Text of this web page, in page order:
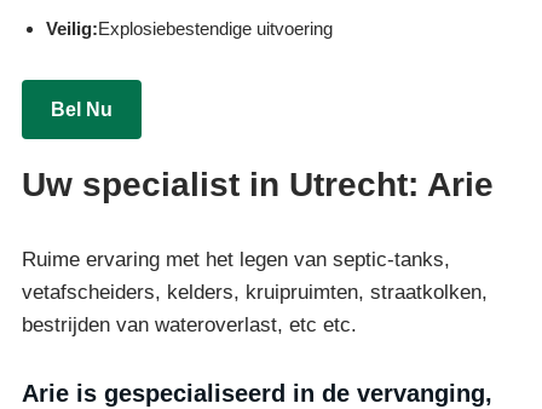
Veilig:Explosiebestendige uitvoering
Bel Nu
Uw specialist in Utrecht: Arie
Ruime ervaring met het legen van septic-tanks,
vetafscheiders, kelders, kruipruimten, straatkolken,
bestrijden van wateroverlast, etc etc.
Arie is gespecialiseerd in de vervanging,